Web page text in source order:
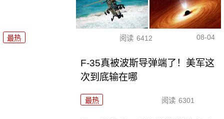
最热 阅读 6412 08-04
F-35真被波斯导弹端了！美军这
次到底输在哪
最热 阅读 6301